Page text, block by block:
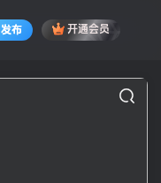
发布 开通会员